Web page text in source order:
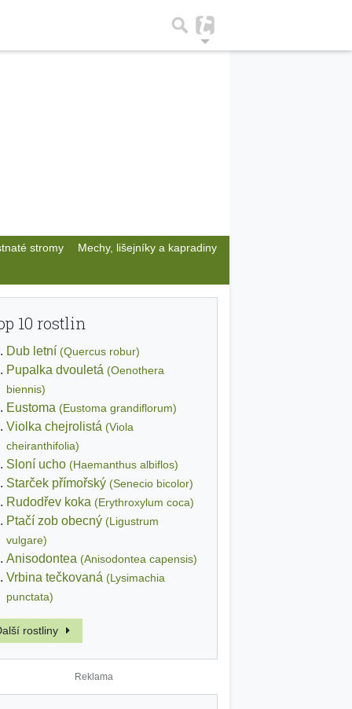
stromy Mechy, lišejníky a kapradiny
10 rostlin
Dub letní (Quercus robur)
Pupalka dvouletá (Oenothera
biennis)
Eustoma (Eustoma grandiflorum)
Violka chejrolistá (Viola
cheiranthifolia)
Sloní ucho (Haemanthus albiflos)
Starček přímořský (Senecio bicolor)
Rudodřev koka (Erythroxylum coca)
Ptačí zob obecný (Ligustrum
vulgare)
Anisodontea (Anisodontea capensis)
Vrbina tečkovaná (Lysimachia
punctata)
rostliny